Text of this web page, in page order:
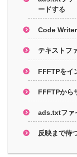
ードする
Code
テキストフ
FFFTPをイ
FFFTPから
ads.txtファ
反映まで待